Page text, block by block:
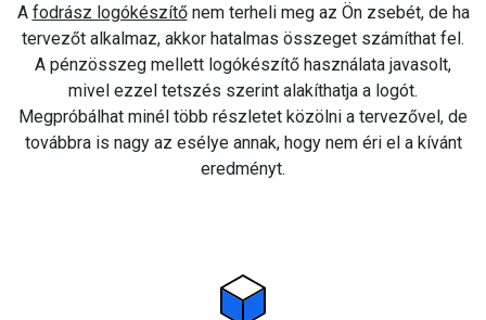
A fodrász logókészítőnem terheli meg az Ön zsebét, de ha
tervezőt alkalmaz, akkor hatalmas összeget számíthat fel.
A pénzösszeg mellett logókészítő használata javasolt,
mivel ezzel tetszés szerint alakíthatja a logót.
Megpróbálhat minél több részletet közölni a tervezővel, de
továbbra is nagy az esélye annak, hogy nem éri el a kívánt
eredményt.